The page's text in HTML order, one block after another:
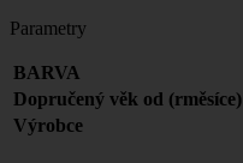
Parametry
BARVA
Dopručený věk od (rměsíce)
Výrobce